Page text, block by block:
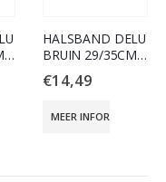
HALSBAND DELU
BRUIN 29/35CM
15MM
€14,49
MEER INFORMATIE